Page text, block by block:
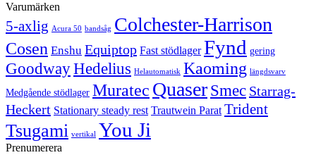
Varumärken
5-axlig Acura 50 bandsåg Colchester-Harrison
Cosen Enshu Equiptop Fast stödlager Fynd gering
GoodwayHedelius Helautomatisk Kaoming längdsvarv
Medgående stödlager Muratec QuaserSmec Starrag-
Heckert Stationary steady rest Trautwein Parat Trident
Tsugami vertikal You Ji
Prenumerera